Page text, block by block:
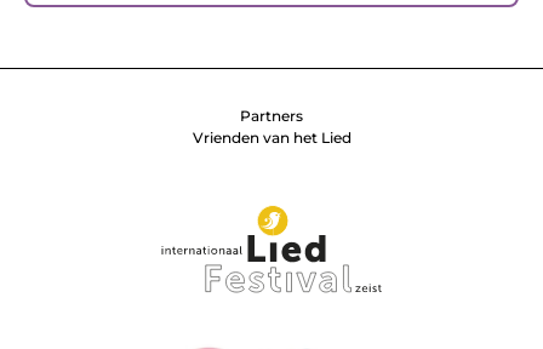
Partners
Vrienden van het Lied